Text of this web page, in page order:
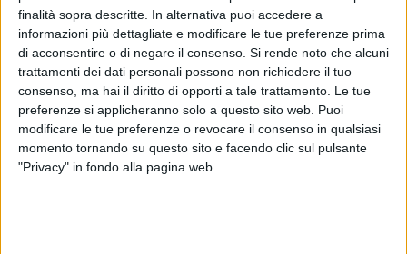
finalità sopra descritte. In alternativa puoi accedere a
informazioni più dettagliate e modificare le tue preferenze prima
di acconsentire o di negare il consenso. Si rende noto che alcuni
trattamenti dei dati personali possono non richiedere il tuo
consenso, ma hai il diritto di opporti a tale trattamento. Le tue
preferenze si applicheranno solo a questo sito web. Puoi
modificare le tue preferenze o revocare il consenso in qualsiasi
momento tornando su questo sito e facendo clic sul pulsante
"Privacy" in fondo alla pagina web.
rilassati e respira", un evento olistico gratuito a cura di
Di Pierroorganizzato in una splendida campagna
biscegliese affacciata sul mare con l'obiettivo di
riconnettersi con la respirazione e la meditazione.
L'evento si svolgerà sabato 15 giugno a partire dalle 19.30.
Per raggiungere la location sarà necessario raggiungere
zona Pantano e successivamente farsi guidare dalle